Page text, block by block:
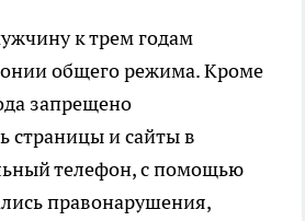
к трем годам
общего режима. Кроме
запрещено
страницы и сайты в
телефон, с помощью
правонарушения,